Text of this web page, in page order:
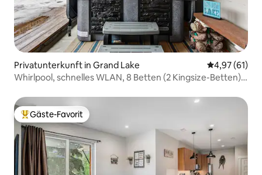
Privatunterkunft in Grand Lake
4,97 (61)
Whirlpool, schnelles WLAN, 8 Betten (2 Kingsize-Betten),
Beliebter Gäste-Favorit.
Gäste-Favorit